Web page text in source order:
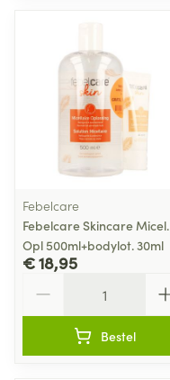
Febelcare
Febelcare Skincare Micel.
Opl 500ml+bodylot. 30ml
€ 18,95
Bestel